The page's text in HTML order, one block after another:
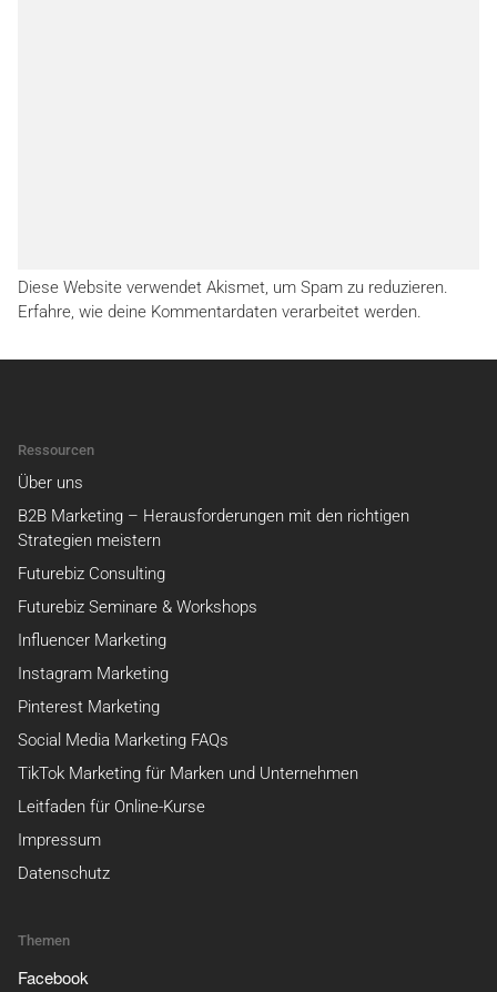
Diese Website verwendet Akismet, um Spam zu reduzieren.
Erfahre, wie deine Kommentardaten verarbeitet werden.
Ressourcen
Über uns
B2B Marketing – Herausforderungen mit den richtigen
Strategien meistern
Futurebiz Consulting
Futurebiz Seminare & Workshops
Influencer Marketing
Instagram Marketing
Pinterest Marketing
Social Media Marketing FAQs
TikTok Marketing für Marken und Unternehmen
Leitfaden für Online-Kurse
Impressum
Datenschutz
Themen
Facebook